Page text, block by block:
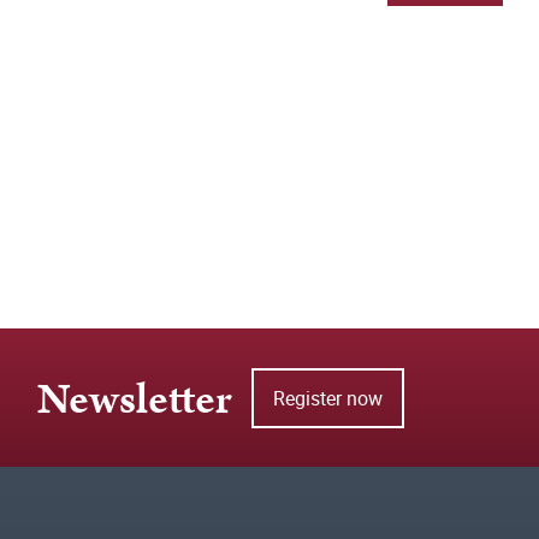
Newsletter Register now